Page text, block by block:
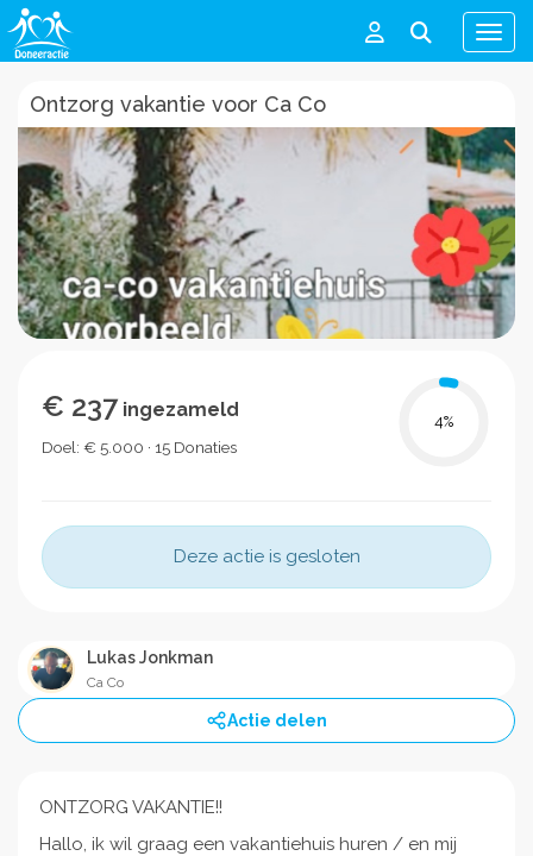
Menu
Ontzorg vakantie voor Ca Co
€ 237 ingezameld
Doel: € 5.000 · 15 Donaties
4%
Deze actie is gesloten
Lukas Jonkman
Ca Co
Actie delen
ONTZORG VAKANTIE!!
Hallo, ik wil graag een vakantiehuis huren / en mij